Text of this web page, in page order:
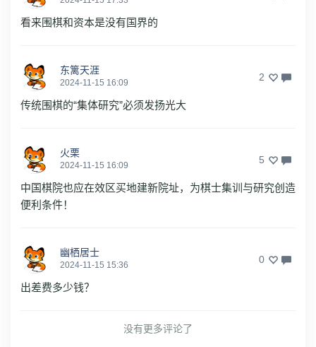
看来围棋和资本是没有国界的
东篱天涯
2024-11-15 16:09 2
传统围棋的“集体研究”必须发扬光大
火栗
2024-11-15 16:09 5
中国棋院也应在效区买地建新院址，为棋士集训与研究创造
便利条件！
幽栖居士
2024-11-15 15:36 0
出差费多少钱？
没有更多评论了